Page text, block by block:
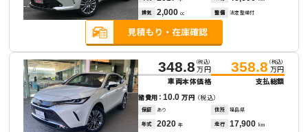
排気 2,000 cc 整備 法定整備付
348.8 （税込）
万円
車両本体価格
358.8 （税込）
万円
支払総額
諸費用：10.0万円 （税込）
保証 あり 住所 福島県
年式 2020 年 走行 17,900 km